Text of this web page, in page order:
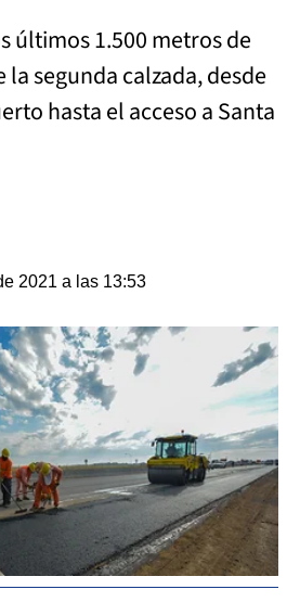
últimos 1.500 metros de
segunda calzada, desde
hasta el acceso a Santa
2021 a las 13:53